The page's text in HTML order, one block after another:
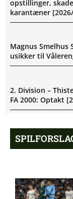
opstillinger,
karantæner
Magnus Smelhus
usikker til
2. Division –
FA 2000: Optakt
Håkon Evjen på
hos Bodø/Glimt
August
skade for Bodø/